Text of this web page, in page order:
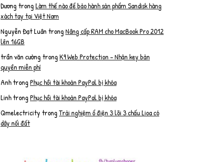
Dương trongLàm thế nào để bảo hành sản phẩm Sandisk hàng
xách tay tại Việt Nam
Nguyễn Đạt Luân trongNâng cấp RAM cho MacBook Pro 2012
lên 16GB
trần văn cường trongK9 Web Protection – Nhận key bản
quyền miễn phí
AnhtrongPhục hồi tài khoản PayPal bị khóa
LinhtrongPhục hồi tài khoản PayPal bị khóa
Qmelectricity trongTrải nghiệm ổ điện 3 lõi 3 chấu Lioa có
dây nối đất